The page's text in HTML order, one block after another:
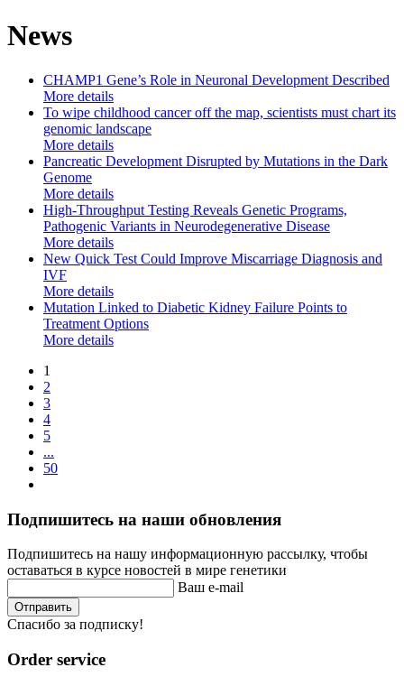
News
CHAMP1 Gene’s Role in Neuronal Development Described
More details
To wipe childhood cancer off the map, scientists must chart its
genomic landscape
More details
Pancreatic Development Disrupted by Mutations in the Dark
Genome
More details
High-Throughput Testing Reveals Genetic Programs,
Pathogenic Variants in Neurodegenerative Disease
More details
New Quick Test Could Improve Miscarriage Diagnosis and
IVF
More details
Mutation Linked to Diabetic Kidney Failure Points to
Treatment Options
More details
1
2
3
4
5
...
50
Подпишитесь на наши обновления
Подпишитесь на нашу информационную рассылку, чтобы
оставаться в курсе новостей в мире генетики
Ваш e-mail
Отправить
Спасибо за подписку!
Order service